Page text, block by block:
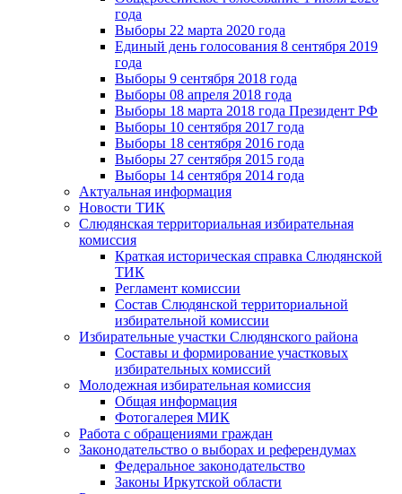
года
Выборы 22 марта 2020 года
Единый день голосования 8 сентября 2019
года
Выборы 9 сентября 2018 года
Выборы 08 апреля 2018 года
Выборы 18 марта 2018 года Президент РФ
Выборы 10 сентября 2017 года
Выборы 18 сентября 2016 года
Выборы 27 сентября 2015 года
Выборы 14 сентября 2014 года
Актуальная информация
Новости ТИК
Слюдянская территориальная избирательная
комиссия
Краткая историческая справка Слюдянской
ТИК
Регламент комиссии
Состав Слюдянской территориальной
избирательной комиссии
Избирательные участки Слюдянского района
Составы и формирование участковых
избирательных комиссий
Молодежная избирательная комиссия
Общая информация
Фотогалерея МИК
Работа с обращениями граждан
Законодательство о выборах и референдумах
Федеральное законодательство
Законы Иркутской области